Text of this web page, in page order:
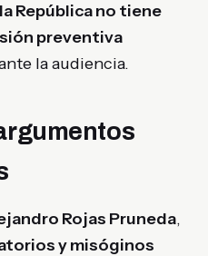
República no tiene
preventiva
la audiencia.
Rojas Pruneda,
y misóginos